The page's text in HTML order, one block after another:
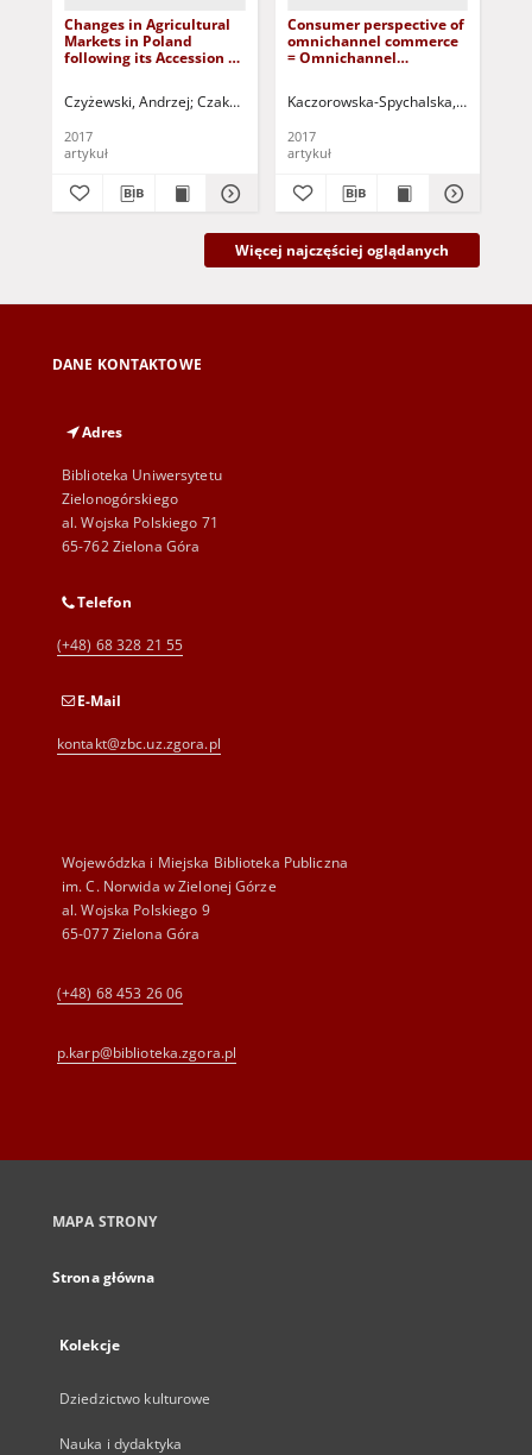
Changes in Agricultural
Markets in Poland
following its Accession to
Zmiany na rynkach
rolnych w Polsce po
Europejskiej
Czyżewski, Andrzej Czakowski, Dariusz Moczulska, Marta - red.
2017
artykuł
Consumer perspective of
omnichannel commerce
= Omnichannel
Kaczorowska-Spychalska, Dominika
2017
artykuł
Więcej najczęściej oglądanych
DANE KONTAKTOWE
Adres
Biblioteka Uniwersytetu
Zielonogórskiego
al. Wojska Polskiego 71
65-762 Zielona Góra
Telefon
(+48) 68 328 21 55
E-Mail
kontakt@zbc.uz.zgora.pl
Wojewódzka i Miejska Biblioteka Publiczna
im. C. Norwida w Zielonej Górze
al. Wojska Polskiego 9
65-077 Zielona Góra
(+48) 68 453 26 06
p.karp@biblioteka.zgora.pl
MAPA STRONY
Strona główna
Kolekcje
Dziedzictwo kulturowe
Nauka i dydaktyka